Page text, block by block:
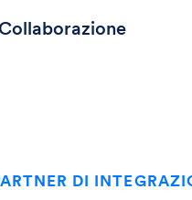
Collaborazione
DI